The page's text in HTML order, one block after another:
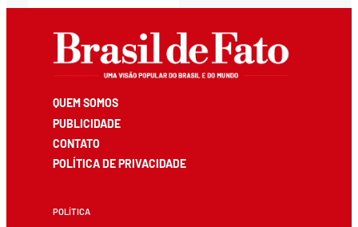
QUEM SOMOS
PUBLICIDADE
CONTATO
POLÍTICA DE PRIVACIDADE
POLÍTICA